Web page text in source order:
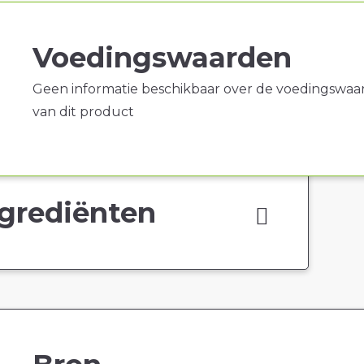
Voedingswaarden
Geen informatie beschikbaar over de
van dit product